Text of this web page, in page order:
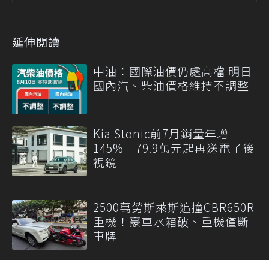
延伸閱讀
中油：國際油價仍處高檔 明日
國內汽、柴油價格維持不調整
Kia Stonic前7月銷量年增
145% 79.9萬元起再送電子後
視鏡
2500萬勞斯萊斯追撞CBR650R
重機！豪車水箱破、重機僅斷
車牌